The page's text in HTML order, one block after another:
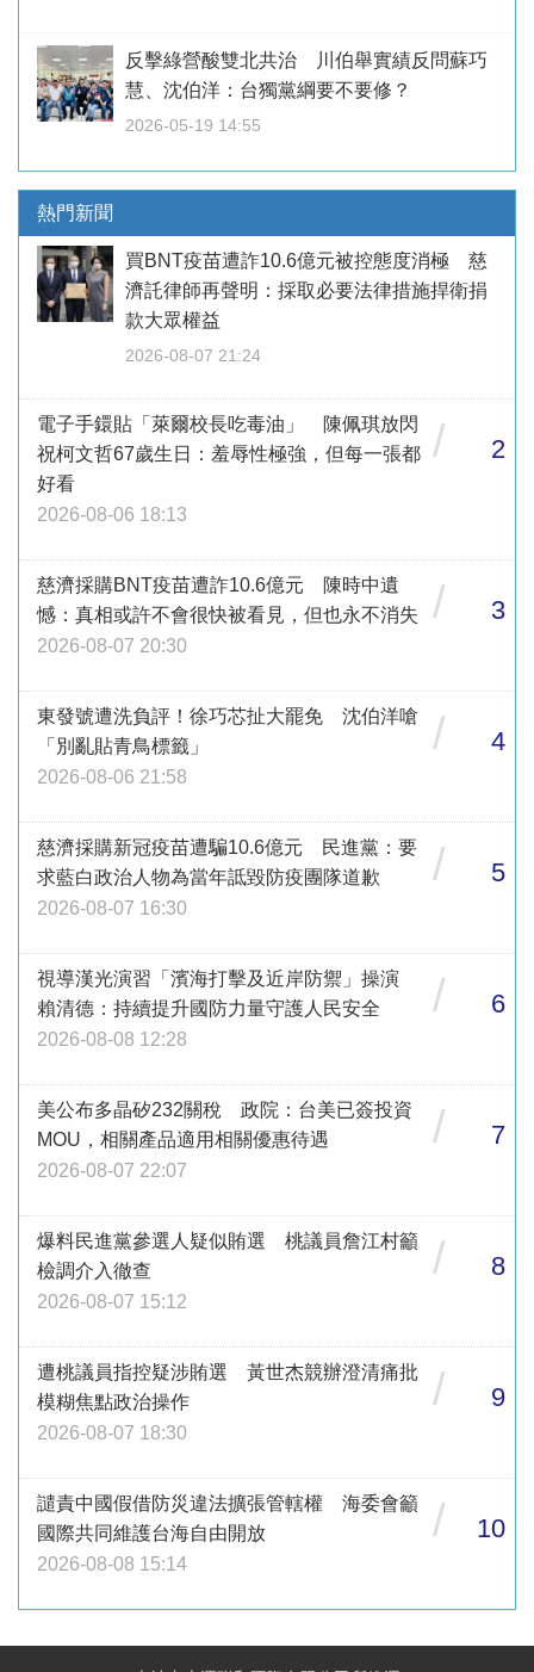
反擊綠營酸雙北共治 川伯舉實績反問蘇巧
慧、沈伯洋：台獨黨綱要不要修？
2026-05-19 14:55
熱門新聞
買BNT疫苗遭詐10.6億元被控態度消極 慈
濟託律師再聲明：採取必要法律措施捍衛捐
款大眾權益
2026-08-07 21:24
電子手鐶貼「萊爾校長吃毒油」 陳佩琪放閃
祝柯文哲67歲生日：羞辱性極強，但每一張都
好看
2026-08-06 18:13
/ 2
慈濟採購BNT疫苗遭詐10.6億元 陳時中遺
憾：真相或許不會很快被看見，但也永不消失
2026-08-07 20:30
/ 3
東發號遭洗負評！徐巧芯扯大罷免 沈伯洋嗆
「別亂貼青鳥標籤」
2026-08-06 21:58
/ 4
慈濟採購新冠疫苗遭騙10.6億元 民進黨：要
求藍白政治人物為當年詆毀防疫團隊道歉
2026-08-07 16:30
/ 5
視導漢光演習「濱海打擊及近岸防禦」操演
賴清德：持續提升國防力量守護人民安全
2026-08-08 12:28
/ 6
美公布多晶矽232關稅 政院：台美已簽投資
MOU，相關產品適用相關優惠待遇
2026-08-07 22:07
/ 7
爆料民進黨參選人疑似賄選 桃議員詹江村籲
檢調介入徹查
2026-08-07 15:12
/ 8
遭桃議員指控疑涉賄選 黃世杰競辦澄清痛批
模糊焦點政治操作
2026-08-07 18:30
/ 9
譴責中國假借防災違法擴張管轄權 海委會籲
國際共同維護台海自由開放
2026-08-08 15:14
/ 10